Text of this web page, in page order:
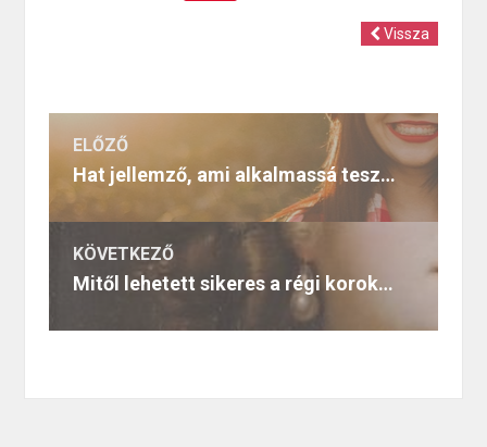
Vissza
ELŐZŐ
Hat jellemző, ami alkalmassá tesz a Sugar Baby életmódra
KÖVETKEZŐ
Mitől lehetett sikeres a régi korok Sugar Babyje?